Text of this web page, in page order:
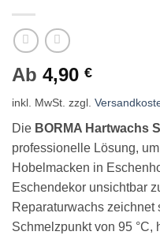
Ab 4,90 €
inkl. MwSt. zzgl.
Die BORMA Hartwachs
professionelle Lösung,
Hobelmacken in
Eschendekor unsichtbar
Reparaturwachs zeichnet
Schmelzpunkt von 95 °C,